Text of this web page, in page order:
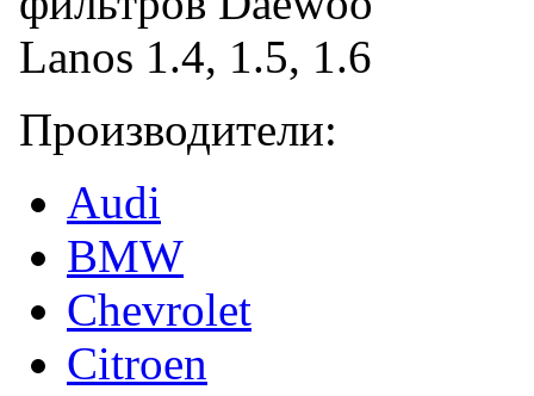
Производители:
Audi
BMW
Chevrolet
Citroen